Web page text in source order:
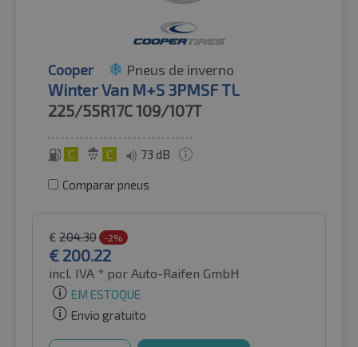
Cooper Pneus de inverno
Winter Van M+S 3PMSF TL
225/55R17C109/107T
C C 73 dB
Comparar pneus
€ 204.30 -2%
€ 200.22
incl. IVA * por Auto-Raifen GmbH
EM ESTOQUE
Envio gratuito